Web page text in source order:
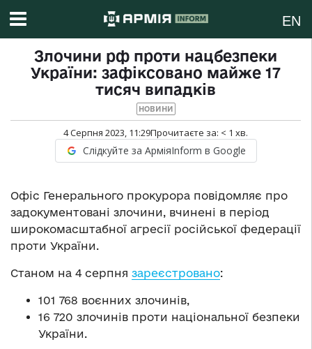
EN
Злочини рф проти нацбезпеки
України: зафіксовано майже 17
тисяч випадків
НОВИНИ
4 Серпня 2023, 11:29Прочитаєте за: < 1 хв.
Слідкуйте за АрміяInform в Google
Офіс Генерального прокурора повідомляє про
задокументовані злочини, вчинені в період
широкомасштабної агресії російської федерації
проти України.
Станом на 4 серпня зареєстровано:
101 768 воєнних злочинів,
16 720 злочинів проти національної безпеки
України.